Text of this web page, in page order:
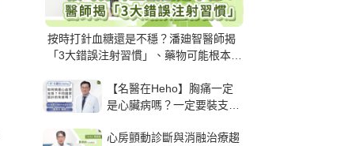
按時打針血糖還是不穩？潘廸智醫師揭
「3大錯誤注射習慣」、藥物可能根本沒
【名醫在Heho】胸痛一定
是心臟病嗎？一定要裝支
解析支架種類、風險與選擇
心房顫動診斷與消融治療趨